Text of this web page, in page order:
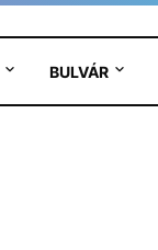
BULVÁR